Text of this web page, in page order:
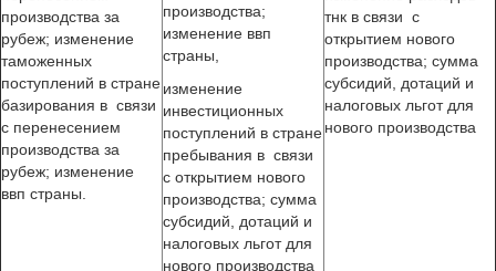
производства за
рубеж; изменение
таможенных
поступлений в стране
базирования в связи
с перенесением
производства за
рубеж; изменение
ввп страны.
производства;
изменение ввп
страны,
изменение
инвестиционных
поступлений в стране
пребывания в связи
с открытием нового
производства; сумма
субсидий, дотаций и
налоговых льгот для
нового производства
тнк в связи с
открытием нового
производства; сумма
субсидий, дотаций и
налоговых льгот для
нового производства